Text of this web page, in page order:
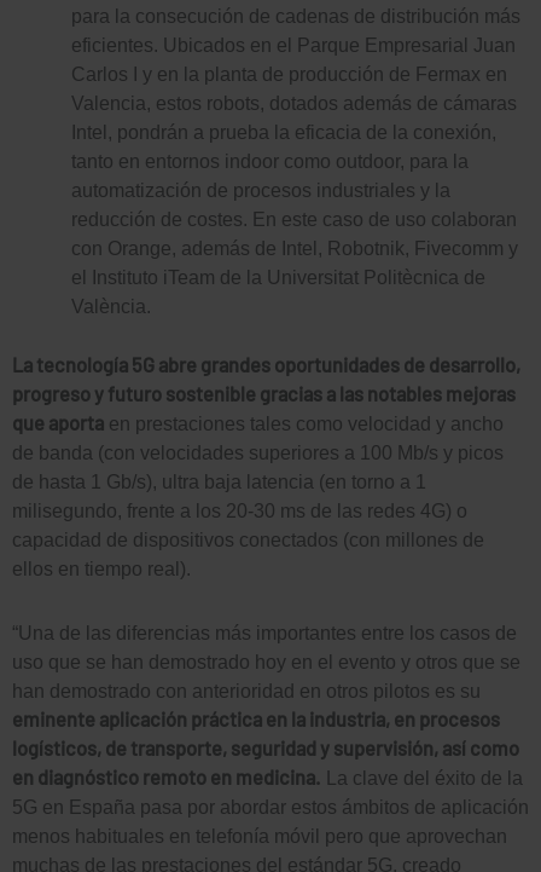
para la consecución de cadenas de distribución más
eficientes. Ubicados en el Parque Empresarial Juan
Carlos I y en la planta de producción de Fermax en
Valencia, estos robots, dotados además de cámaras
Intel, pondrán a prueba la eficacia de la conexión,
tanto en entornos indoor como outdoor, para la
automatización de procesos industriales y la
reducción de costes. En este caso de uso colaboran
con Orange, además de Intel, Robotnik, Fivecomm y
el Instituto iTeam de la Universitat Politècnica de
València.
La tecnología 5G abre grandes oportunidades de desarrollo,
progreso y futuro sostenible gracias a las notables mejoras
que aporta en prestaciones tales como velocidad y ancho
de banda (con velocidades superiores a 100 Mb/s y picos
de hasta 1 Gb/s), ultra baja latencia (en torno a 1
milisegundo, frente a los 20-30 ms de las redes 4G) o
capacidad de dispositivos conectados (con millones de
ellos en tiempo real).
“Una de las diferencias más importantes entre los casos de
uso que se han demostrado hoy en el evento y otros que se
han demostrado con anterioridad en otros pilotos es su
eminente aplicación práctica en la industria, en procesos
logísticos, de transporte, seguridad y supervisión, así como
en diagnóstico remoto en medicina. La clave del éxito de la
5G en España pasa por abordar estos ámbitos de aplicación
menos habituales en telefonía móvil pero que aprovechan
muchas de las prestaciones del estándar 5G, creado